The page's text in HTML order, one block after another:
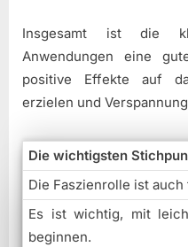
Insgesamt ist die
Anwendungen eine
positive Effekte auf
erzielen und
Die wichtigsten
Die Faszienrolle ist
Es ist wichtig, mit
beginnen.